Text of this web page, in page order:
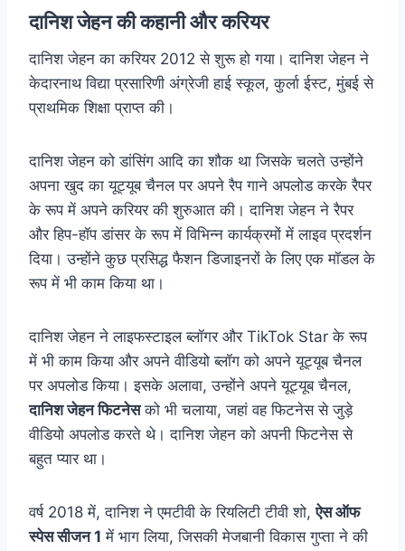
दानिश जेहन की कहानी और करियर
दानिश जेहन का करियर 2012 से शुरू हो गया। दानिश जेहन ने
केदारनाथ विद्या प्रसारिणी अंग्रेजी हाई स्कूल, कुर्ला ईस्ट, मुंबई से
प्राथमिक शिक्षा प्राप्त की।
दानिश जेहन को डांसिंग आदि का शौक था जिसके चलते उन्होंने
अपना खुद का यूट्यूब चैनल पर अपने रैप गाने अपलोड करके रैपर
के रूप में अपने करियर की शुरुआत की। दानिश जेहन ने रैपर
और हिप-हॉप डांसर के रूप में विभिन्न कार्यक्रमों में लाइव प्रदर्शन
दिया। उन्होंने कुछ प्रसिद्ध फैशन डिजाइनरों के लिए एक मॉडल के
रूप में भी काम किया था।
दानिश जेहन ने लाइफस्टाइल ब्लॉगर और TikTok Star के रूप
में भी काम किया और अपने वीडियो ब्लॉग को अपने यूट्यूब चैनल
पर अपलोड किया। इसके अलावा, उन्होंने अपने यूट्यूब चैनल,
दानिश जेहन फिटनेसको भी चलाया, जहां वह फिटनेस से जुड़े
वीडियो अपलोड करते थे। दानिश जेहन को अपनी फिटनेस से
बहुत प्यार था।
वर्ष 2018 में, दानिश ने एमटीवी के रियलिटी टीवी शो,ऐस ऑफ
स्पेस सीजन 1 में भाग लिया, जिसकी मेजबानी विकास गुप्ता ने की